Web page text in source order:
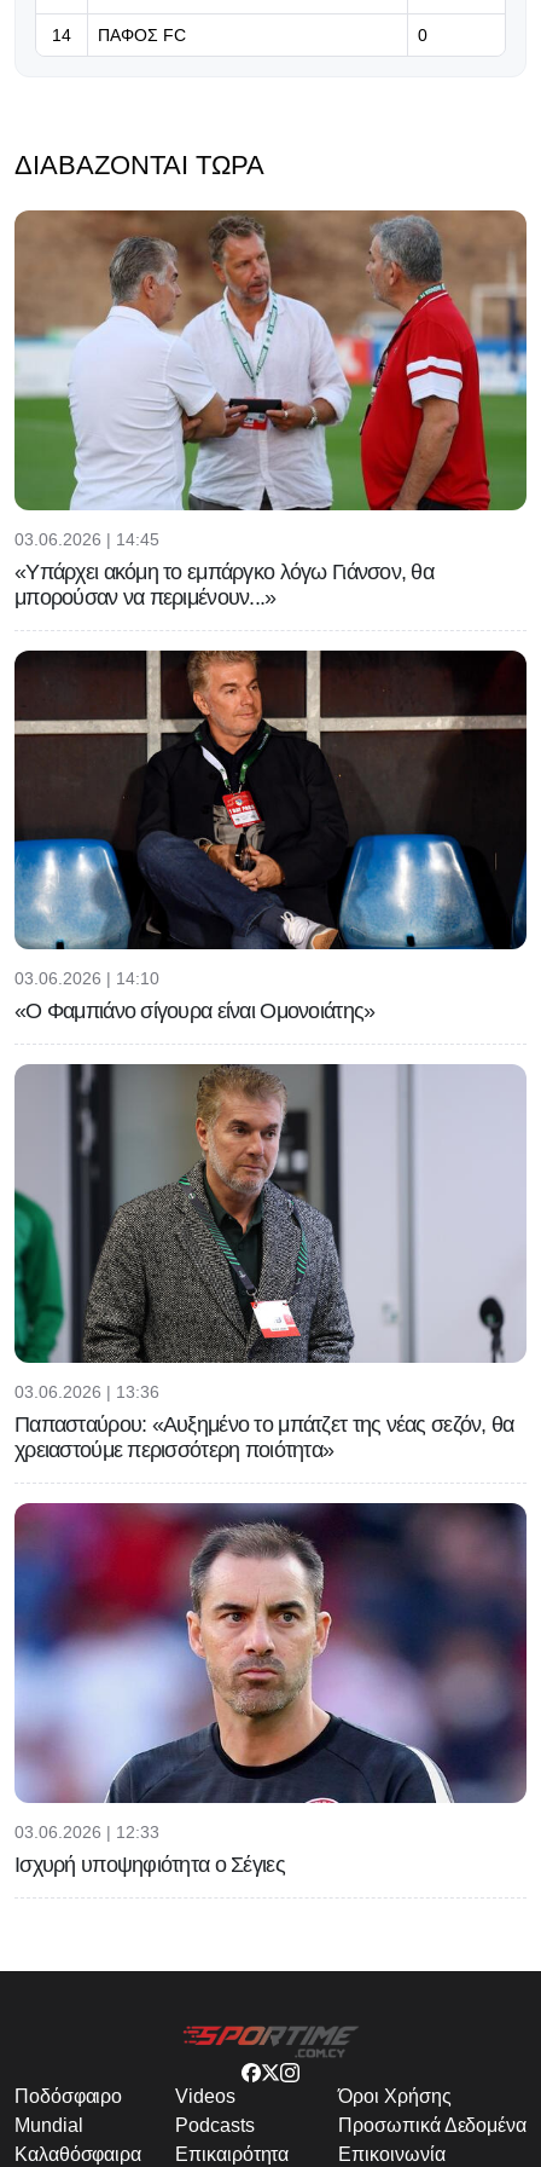
14 ΠΑΦΟΣ FC 0
ΔΙΑΒΆΖΟΝΤΑΙ ΤΏΡΑ
03.06.2026 | 14:45
«Υπάρχει ακόμη το εμπάργκο λόγω Γιάνσον, θα
μπορούσαν να περιμένουν...»
03.06.2026 | 14:10
«Ο Φαμπιάνο σίγουρα είναι Ομονοιάτης»
03.06.2026 | 13:36
Παπασταύρου: «Αυξημένο το μπάτζετ της νέας σεζόν, θα
χρειαστούμε περισσότερη ποιότητα»
03.06.2026 | 12:33
Ισχυρή υποψηφιότητα ο Σέγιες
Ποδόσφαιρο
Mundial
Καλαθόσφαιρα
Videos
Podcasts
Επικαιρότητα
Όροι Χρήσης
Προσωπικά Δεδομένα
Επικοινωνία